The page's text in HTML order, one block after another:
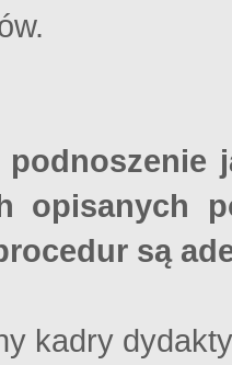
opisanych
są
kadry